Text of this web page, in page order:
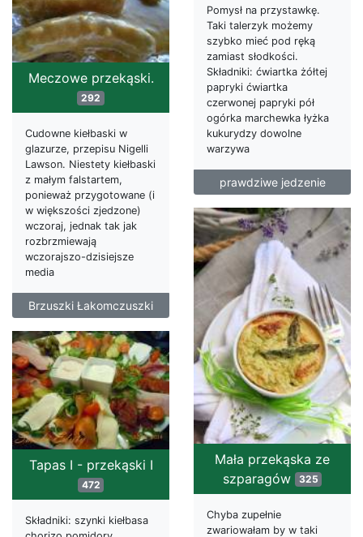
Pomysł na przystawkę.
Taki talerzyk możemy
szybko mieć pod ręką
zamiast słodkości.
Składniki: ćwiartka żółtej
papryki ćwiartka
czerwonej papryki pół
ogórka marchewka łyżka
kukurydzy dowolne
warzywa
prawdziwe jedzenie
Meczowe przekąski.
292
Cudowne kiełbaski w
glazurze, przepisu Nigelli
Lawson. Niestety kiełbaski
z małym falstartem,
ponieważ przygotowane (i
w większości zjedzone)
wczoraj, jednak tak jak
rozbrzmiewają
wczorajszo-dzisiejsze
media
Brzuszki Łakomczuszki
Mała przekąska ze
szparagów
325
Chyba zupełnie
zwariowałam by w taki
Tapas I - przekąski I
472
Składniki: szynki kiełbasa